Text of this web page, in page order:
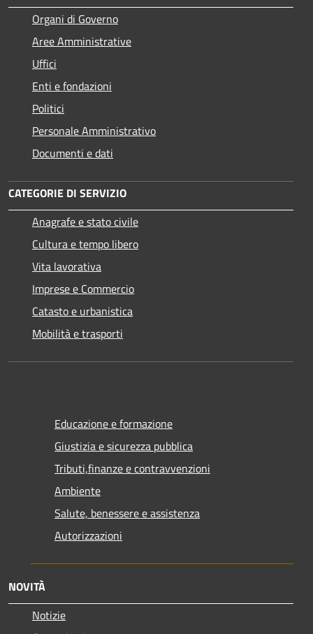
Organi di Governo
Aree Amministrative
Uffici
Enti e fondazioni
Politici
Personale Amministrativo
Documenti e dati
CATEGORIE DI SERVIZIO
Anagrafe e stato civile
Cultura e tempo libero
Vita lavorativa
Imprese e Commercio
Catasto e urbanistica
Mobilità e trasporti
Educazione e formazione
Giustizia e sicurezza pubblica
Tributi,finanze e contravvenzioni
Ambiente
Salute, benessere e assistenza
Autorizzazioni
NOVITÀ
Notizie